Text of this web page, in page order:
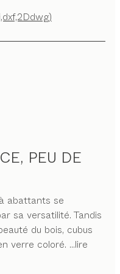
PEU DE
abattants se
sa versatilité. Tandis
du bois, cubus
verre coloré. ...lire